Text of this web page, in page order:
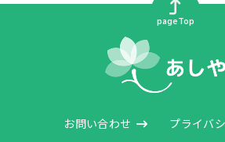
お問い合わせ プライバ
pageTop